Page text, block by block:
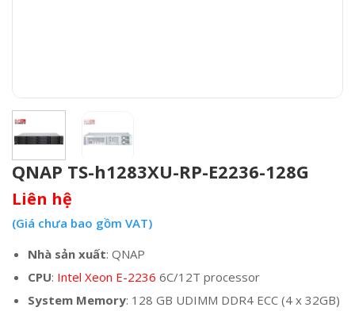
QNAP TS-h1283XU-RP-E2236-128G
Liên hệ
(Giá chưa bao gồm VAT)
Nhà sản xuất: QNAP
CPU: Intel Xeon E-2236 6C/12T processor
System Memory: 128 GB UDIMM DDR4 ECC (4 x 32GB)